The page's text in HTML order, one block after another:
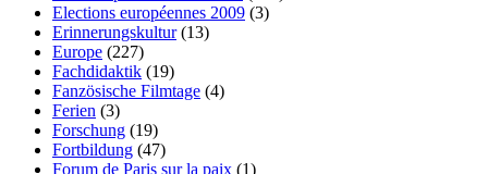
Elections européennes 2009 (3)
Erinnerungskultur(13)
Europe (227)
Fachdidaktik (19)
Fanzösische Filmtage (4)
Ferien (3)
Forschung (19)
Fortbildung (47)
Forum de Paris sur la paix (1)